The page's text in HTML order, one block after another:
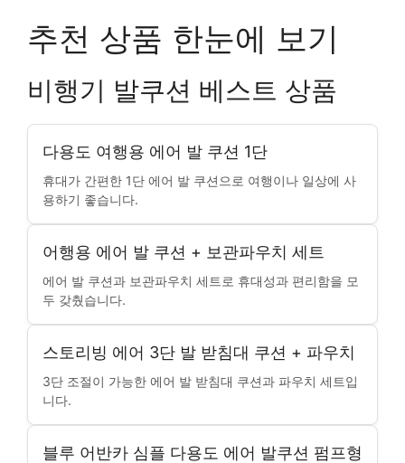
추천 상품 한눈에 보기
비행기 발쿠션 베스트 상품
다용도 여행용 에어 발 쿠션 1단
휴대가 간편한 1단 에어 발 쿠션으로 여행이나 일상에 사
용하기 좋습니다.
어행용 에어 발 쿠션 + 보관파우치 세트
에어 발 쿠션과 보관파우치 세트로 휴대성과 편리함을 모
두 갖췄습니다.
스토리빙 에어 3단 발 받침대 쿠션 + 파우치
3단 조절이 가능한 에어 발 받침대 쿠션과 파우치 세트입
니다.
블루 어반카 심플 다용도 에어 발쿠션 펌프형